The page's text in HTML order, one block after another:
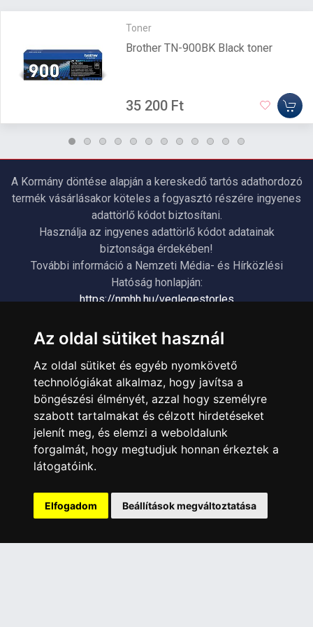
Az oldal sütiket használ
Az oldal sütiket és egyéb nyomkövető
technológiákat alkalmaz, hogy javítsa a
böngészési élményét, azzal hogy személyre
szabott tartalmakat és célzott hirdetéseket
jelenít meg, és elemzi a weboldalunk
forgalmát, hogy megtudjuk honnan érkeztek a
látogatóink.
Elfogadom Beállítások megváltoztatása
Toner
Brother TN-900BK Black toner
35 200 Ft
A Kormány döntése alapján a kereskedő tartós adathordozó
termék vásárlásakor köteles a fogyasztó részére ingyenes
adattörlő kódot biztosítani.
Használja az ingyenes adattörlő kódot adatainak
biztonsága érdekében!
További információ a Nemzeti Média- és Hírközlési
Hatóság honlapján:
https://nmhh.hu/veglegestorles
ÜGYFÉLSZOLGÁLAT
Elérhetőségek
Garanciális Ügyintézés
Webszolgáltatás
Üzleteinkben az elektronikus fizetés mód kizárólag átutalással
érhető el, bankkártyás fizetésre nincs lehetőség.
INFORMÁCIÓK
Adatkezelési nyilatkozat